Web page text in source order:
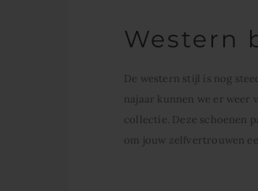
Western
De western stijl is nog
najaar kunnen we er weer
collectie. Deze schoenen
om jouw zelfvertrouwen